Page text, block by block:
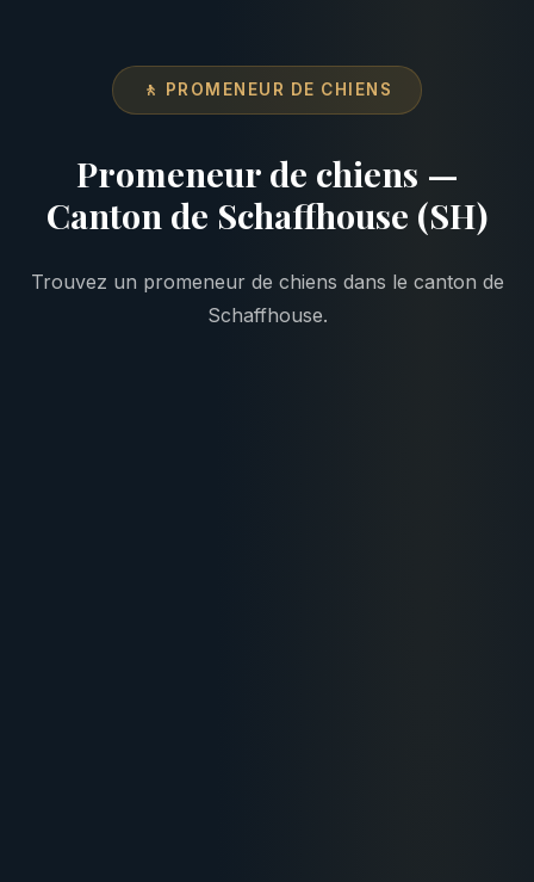
🚶 PROMENEUR DE CHIENS
Promeneur de chiens —
Canton de Schaffhouse (SH)
Trouvez un promeneur de chiens dans le canton de
Schaffhouse.